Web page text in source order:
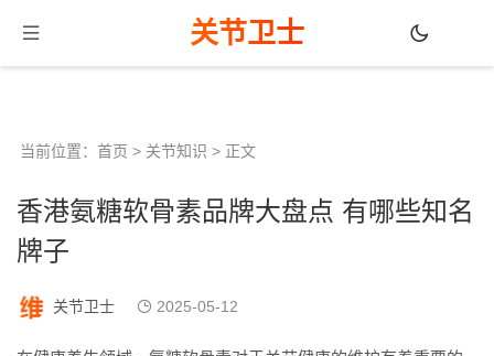
关节卫士
当前位置： 首页 > 关节知识 > 正文
香港氨糖软骨素品牌大盘点 有哪些知名
牌子
关节卫士 2025-05-12